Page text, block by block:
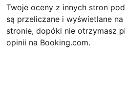
Twoje oceny z innych stron
są przeliczane i wyświetlane na
stronie, dopóki nie otrzymasz
opinii na Booking.com.